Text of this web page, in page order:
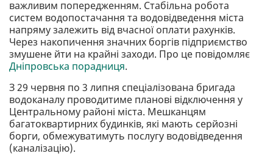
важливим попередженням. Стабільна робота
систем водопостачання та водовідведення міста
напряму залежить від вчасної оплати рахунків.
Через накопичення значних боргів підприємство
змушене йти на крайні заходи. Про це повідомляє
Дніпровська порадниця.
З 29 червня по 3 липня спеціалізована бригада
водоканалу проводитиме планові відключення у
Центральному районі міста. Мешканцям
багатоквартирних будинків, які мають серйозні
борги, обмежуватимуть послугу водовідведення
(каналізацію).